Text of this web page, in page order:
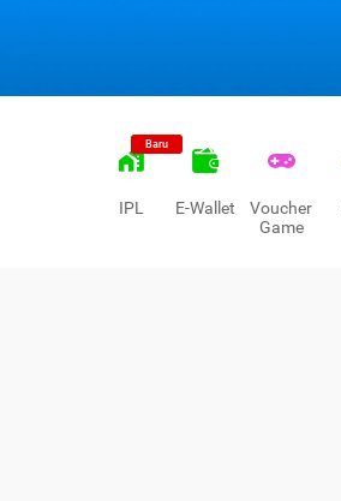
Baru
IPL E-Wallet
Voucher
Game